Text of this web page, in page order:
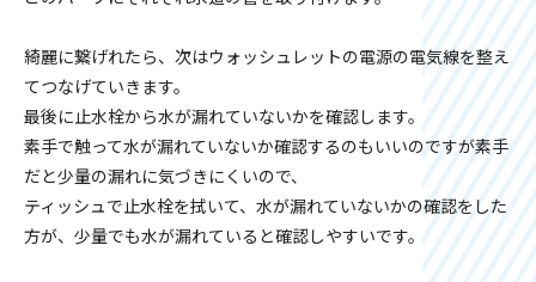
綺麗に繋げれたら、次はウォッシュレットの電源の電気線を整え
てつなげていきます。
最後に止水栓から水が漏れていないかを確認します。
素手で触って水が漏れていないか確認するのもいいのですが素手
だと少量の漏れに気づきにくいので、
ティッシュで止水栓を拭いて、水が漏れていないかの確認をした
方が、少量でも水が漏れていると確認しやすいです。